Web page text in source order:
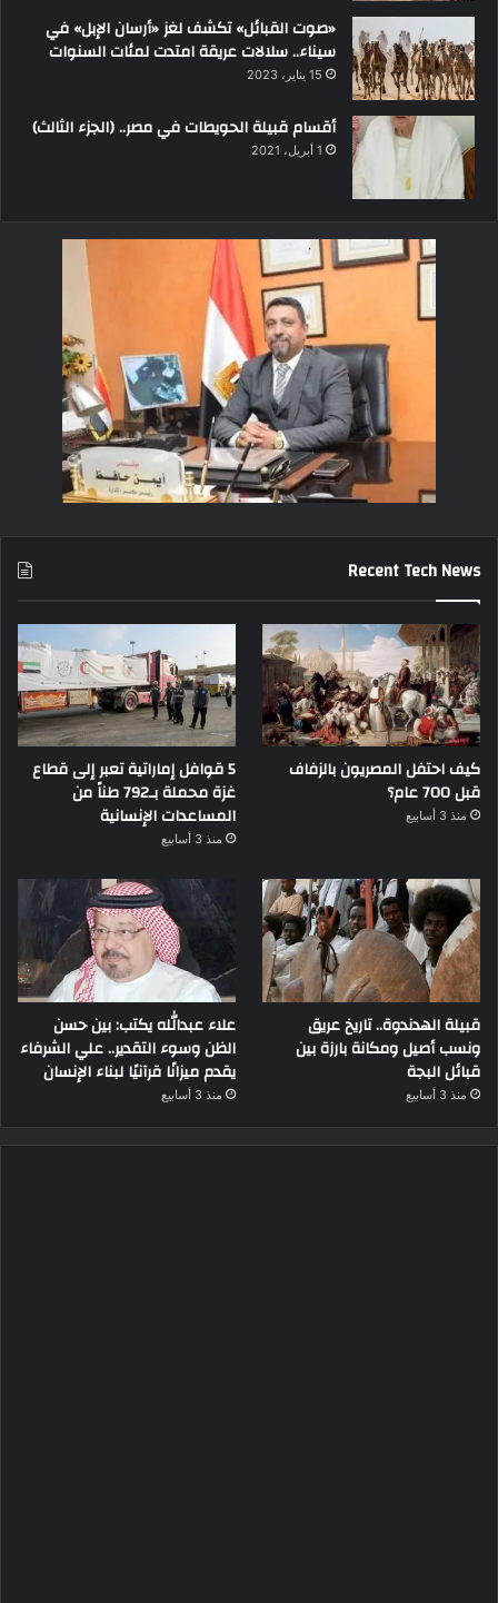
«صوت القبائل» تكشف لغز «أرسان الإبل» في
سيناء.. سلالات عريقة امتدت لمئات السنوات
15 يناير، 2023
أقسام قبيلة الحويطات في مصر.. (الجزء الثالث)
1 أبريل، 2021
Recent Tech News
كيف احتفل المصريون بالزفاف
قبل 700 عام؟
منذ 3 أسابيع
5 قوافل إماراتية تعبر إلى قطاع
غزة محملة بـ792 طناً من
المساعدات الإنسانية
منذ 3 أسابيع
قبيلة الهدندوة.. تاريخ عريق
ونسب أصيل ومكانة بارزة بين
قبائل البجة
منذ 3 أسابيع
علاء عبدالله يكتب: بين حسن
الظن وسوء التقدير.. علي الشرفاء
يقدم ميزانًا قرآنيًا لبناء الإنسان
منذ 3 أسابيع